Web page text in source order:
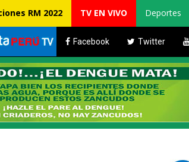
RM 2022 TV EN VIVO Deportes
Facebook Twitter